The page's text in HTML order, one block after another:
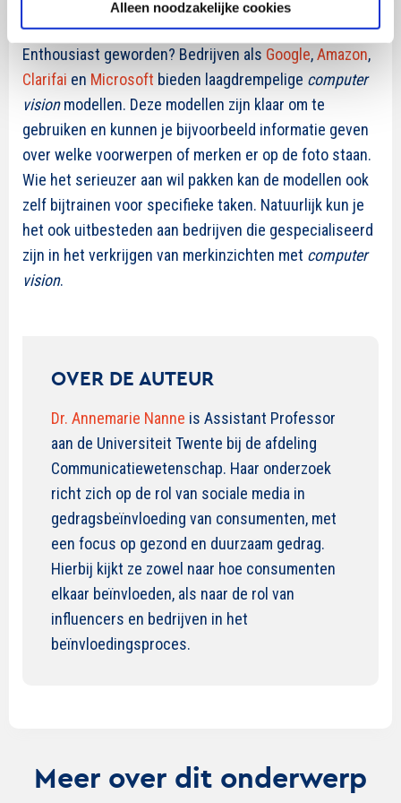
Alleen noodzakelijke cookies
Zelf aan de slag
Enthousiast geworden? Bedrijven als Google,Amazon,
Clarifai en Microsoft bieden laagdrempelige computer
visionmodellen. Deze modellen zijn klaar om te
gebruiken en kunnen je bijvoorbeeld informatie geven
over welke voorwerpen of merken er op de foto staan.
Wie het serieuzer aan wil pakken kan de modellen ook
zelf bijtrainen voor specifieke taken. Natuurlijk kun je
het ook uitbesteden aan bedrijven die gespecialiseerd
zijn in het verkrijgen van merkinzichten met computer
vision.
OVER DE AUTEUR
Dr. Annemarie Nanne is Assistant Professor
aan de Universiteit Twente bij de afdeling
Communicatiewetenschap. Haar onderzoek
richt zich op de rol van sociale media in
gedragsbeïnvloeding van consumenten, met
een focus op gezond en duurzaam gedrag.
Hierbij kijkt ze zowel naar hoe consumenten
elkaar beïnvloeden, als naar de rol van
influencers en bedrijven in het
beïnvloedingsproces.
Meer over dit onderwerp